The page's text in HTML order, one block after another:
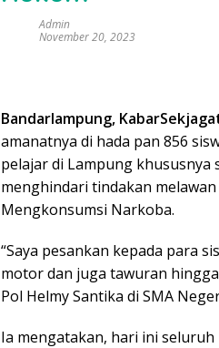
Admin
November 20, 2023
Bandarlampung,
amanatnya di hada pan 856
pelajar di Lampung khususnya
menghindari tindakan
Mengkonsumsi Narkoba.
“Saya pesankan kepada para
motor dan juga tawuran
Pol Helmy Santika di SMA
Ia mengatakan, hari ini